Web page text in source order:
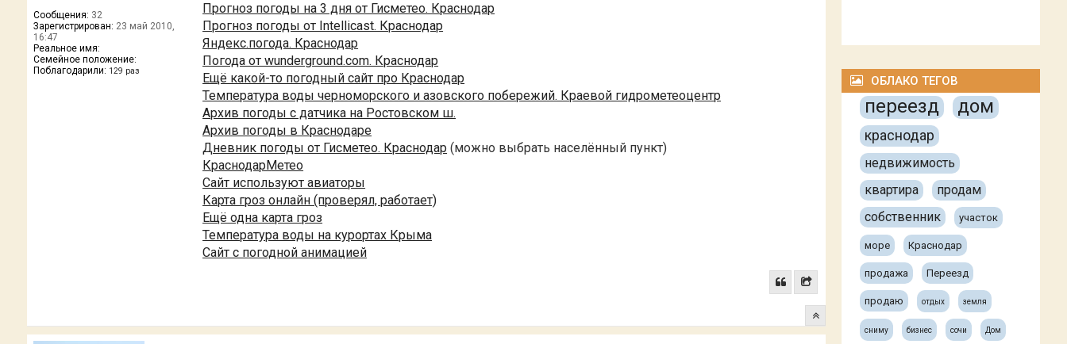
Сообщения: 32
Зарегистрирован: 23 май 2010,
16:47
Реальное имя:
Семейное положение:
Поблагодарили: 129 раз
Прогноз погоды на 3 дня от Гисметео. Краснодар
Прогноз погоды от Intellicast. Краснодар
Яндекс.погода. Краснодар
Погода от wunderground.com. Краснодар
Ещё какой-то погодный сайт про Краснодар
Температура воды черноморского и азовского побережий. Краевой гидрометеоцентр
Архив погоды с датчика на Ростовском ш.
Архив погоды в Краснодаре
Дневник погоды от Гисметео. Краснодар (можно выбрать населённый пункт)
КраснодарМетео
Сайт используют авиаторы
Карта гроз онлайн (проверял, работает)
Ещё одна карта гроз
Температура воды на курортах Крыма
Сайт с погодной анимацией
ОБЛАКО ТЕГОВ
переезд дом
краснодар
недвижимость
квартира
продам
собственник
участок
море Краснодар
продажа Переезд
продаю отдых земля
сниму бизнес сочи Дом